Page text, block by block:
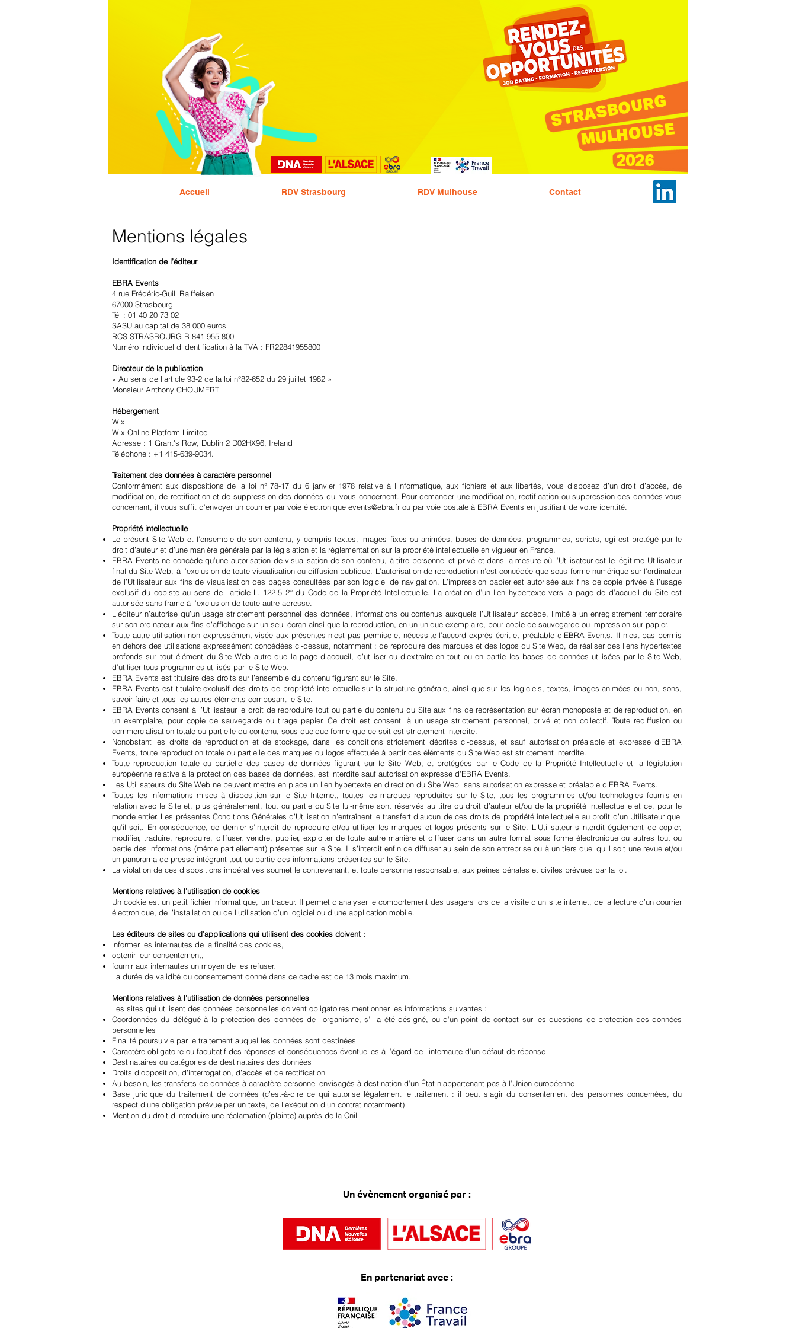
Accueil RDV Strasbourg RDV Mulhouse Contact
MULHOUSE
2026
STRASBOURG
Mentions légales
Identification de l’éditeur
EBRA Events
4 rue Frédéric-Guill Raiffeisen
67000 Strasbourg
Tél : 01 40 20 73 02
SASU au capital de 38 000 euros
RCS STRASBOURG B 841 955 800
Numéro individuel d’identification à la TVA : FR22841955800
Directeur de la publication
« Au sens de l’article 93-2 de la loi n°82-652 du 29 juillet 1982 »
Monsieur Anthony CHOUMERT
Hébergement
Wix
Wix Online Platform Limited
Adresse : 1 Grant's Row, Dublin 2 D02HX96, Ireland
Téléphone : +1 415-639-9034.
Traitement des données à caractère personnel
Conformément aux dispositions de la loi n° 78-17 du 6 janvier 1978 relative à l’informatique, aux fichiers et aux libertés, vous disposez d’un droit d’accès, de
modification, de rectification et de suppression des données qui vous concernent. Pour demander une modification, rectification ou suppression des données vous
concernant, il vous suffit d’envoyer un courrier par voie électronique events@ebra.fr ou par voie postale à EBRA Events en justifiant de votre identité.
Propriété intellectuelle
Le présent Site Web et l’ensemble de son contenu, y compris textes, images fixes ou animées, bases de données, programmes, scripts, cgi est protégé par le
droit d’auteur et d’une manière générale par la législation et la réglementation sur la propriété intellectuelle en vigueur en France.
EBRA Events ne concède qu’une autorisation de visualisation de son contenu, à titre personnel et privé et dans la mesure où l’Utilisateur est le légitime Utilisateur
final du Site Web, à l’exclusion de toute visualisation ou diffusion publique. L’autorisation de reproduction n’est concédée que sous forme numérique sur l’ordinateur
de l’Utilisateur aux fins de visualisation des pages consultées par son logiciel de navigation. L’impression papier est autorisée aux fins de copie privée à l’usage
exclusif du copiste au sens de l’article L. 122-5 2° du Code de la Propriété Intellectuelle. La création d’un lien hypertexte vers la page de d’accueil du Site est
autorisée sans frame à l’exclusion de toute autre adresse.
L’éditeur n’autorise qu’un usage strictement personnel des données, informations ou contenus auxquels l’Utilisateur accède, limité à un enregistrement temporaire
sur son ordinateur aux fins d’affichage sur un seul écran ainsi que la reproduction, en un unique exemplaire, pour copie de sauvegarde ou impression sur papier.
Toute autre utilisation non expressément visée aux présentes n’est pas permise et nécessite l’accord exprès écrit et préalable d'EBRA Events. Il n’est pas permis
en dehors des utilisations expressément concédées ci-dessus, notamment : de reproduire des marques et des logos du Site Web, de réaliser des liens hypertextes
profonds sur tout élément du Site Web autre que la page d’accueil, d’utiliser ou d’extraire en tout ou en partie les bases de données utilisées par le Site Web,
d’utiliser tous programmes utilisés par le Site Web.
EBRA Events est titulaire des droits sur l’ensemble du contenu figurant sur le Site.
EBRA Events est titulaire exclusif des droits de propriété intellectuelle sur la structure générale, ainsi que sur les logiciels, textes, images animées ou non, sons,
savoir-faire et tous les autres éléments composant le Site.
EBRA Events consent à l’Utilisateur le droit de reproduire tout ou partie du contenu du Site aux fins de représentation sur écran monoposte et de reproduction, en
un exemplaire, pour copie de sauvegarde ou tirage papier. Ce droit est consenti à un usage strictement personnel, privé et non collectif. Toute rediffusion ou
commercialisation totale ou partielle du contenu, sous quelque forme que ce soit est strictement interdite.
Nonobstant les droits de reproduction et de stockage, dans les conditions strictement décrites ci-dessus, et sauf autorisation préalable et expresse d'EBRA
Events, toute reproduction totale ou partielle des marques ou logos effectuée à partir des éléments du Site Web est strictement interdite.
Toute reproduction totale ou partielle des bases de données figurant sur le Site Web, et protégées par le Code de la Propriété Intellectuelle et la législation
européenne relative à la protection des bases de données, est interdite sauf autorisation expresse d'EBRA Events.
Les Utilisateurs du Site Web ne peuvent mettre en place un lien hypertexte en direction du Site Web sans autorisation expresse et préalable d'EBRA Events.
Toutes les informations mises à disposition sur le Site Internet, toutes les marques reproduites sur le Site, tous les programmes et/ou technologies fournis en
relation avec le Site et, plus généralement, tout ou partie du Site lui-même sont réservés au titre du droit d’auteur et/ou de la propriété intellectuelle et ce, pour le
monde entier. Les présentes Conditions Générales d’Utilisation n’entraînent le transfert d’aucun de ces droits de propriété intellectuelle au profit d’un Utilisateur quel
qu’il soit. En conséquence, ce dernier s’interdit de reproduire et/ou utiliser les marques et logos présents sur le Site. L’Utilisateur s’interdit également de copier,
modifier, traduire, reproduire, diffuser, vendre, publier, exploiter de toute autre manière et diffuser dans un autre format sous forme électronique ou autres tout ou
partie des informations (même partiellement) présentes sur le Site. Il s’interdit enfin de diffuser au sein de son entreprise ou à un tiers quel qu’il soit une revue et/ou
un panorama de presse intégrant tout ou partie des informations présentes sur le Site.
La violation de ces dispositions impératives soumet le contrevenant, et toute personne responsable, aux peines pénales et civiles prévues par la loi.
Mentions relatives à l’utilisation de cookies
Un cookie est un petit fichier informatique, un traceur. Il permet d’analyser le comportement des usagers lors de la visite d’un site internet, de la lecture d’un courrier
électronique, de l’installation ou de l’utilisation d’un logiciel ou d’une application mobile.
Les éditeurs de sites ou d’applications qui utilisent des cookies doivent :
informer les internautes de la finalité des cookies,
obtenir leur consentement,
fournir aux internautes un moyen de les refuser.
La durée de validité du consentement donné dans ce cadre est de 13 mois maximum.
Mentions relatives à l’utilisation de données personnelles
Les sites qui utilisent des données personnelles doivent obligatoires mentionner les informations suivantes :
Coordonnées du délégué à la protection des données de l’organisme, s’il a été désigné, ou d’un point de contact sur les questions de protection des données
personnelles
Finalité poursuivie par le traitement auquel les données sont destinées
Caractère obligatoire ou facultatif des réponses et conséquences éventuelles à l’égard de l’internaute d’un défaut de réponse
Destinataires ou catégories de destinataires des données
Droits d’opposition, d’interrogation, d’accès et de rectification
Au besoin, les transferts de données à caractère personnel envisagés à destination d’un État n’appartenant pas à l’Union européenne
Base juridique du traitement de données (c’est-à-dire ce qui autorise légalement le traitement : il peut s’agir du consentement des personnes concernées, du
respect d’une obligation prévue par un texte, de l’exécution d’un contrat notamment)
Mention du droit d’introduire une réclamation (plainte) auprès de la Cnil
Un évènement organisé par :
En partenariat avec :